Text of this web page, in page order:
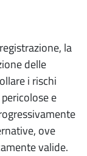
la
delle
i rischi
e
ove
valide.